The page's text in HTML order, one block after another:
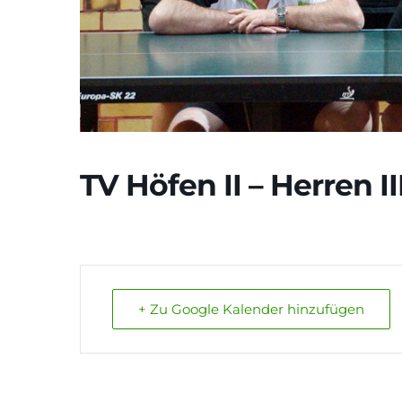
TV Höfen II – Herren
+ Zu Google Kalender hinzufügen